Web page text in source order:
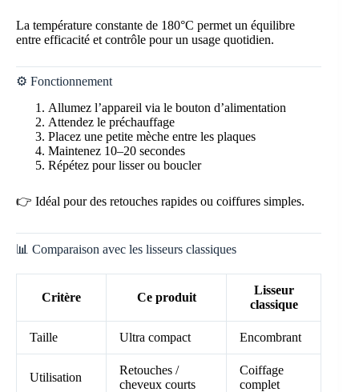
La température constante de 180°C permet un équilibre
entre efficacité et contrôle pour un usage quotidien.
⚙️ Fonctionnement
Allumez l’appareil via le bouton d’alimentation
Attendez le préchauffage
Placez une petite mèche entre les plaques
Maintenez 10–20 secondes
Répétez pour lisser ou boucler
👉 Idéal pour des retouches rapides ou coiffures simples.
📊 Comparaison avec les lisseurs classiques
Critère Ce produit
Lisseur
classique
Taille Ultra compact Encombrant
Utilisation
Retouches /
cheveux courts
Coiffage
complet